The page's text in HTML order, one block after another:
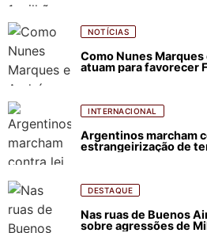
NOTÍCIAS
Como Nunes
atuam para favorecer
INTERNACIONAL
Argentinos marcham
estrangeirização de
DESTAQUE
Nas ruas de Buenos
sobre agressões de